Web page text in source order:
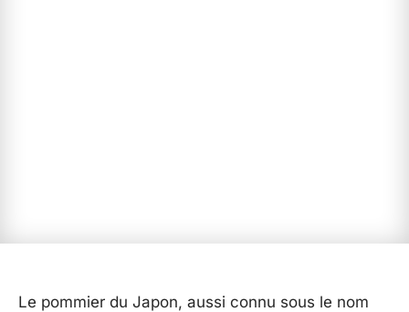
Le pommier du Japon, aussi connu sous le nom